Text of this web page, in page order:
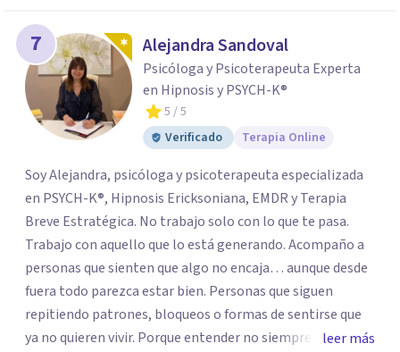
7 Alejandra Sandoval
Psicóloga y Psicoterapeuta Experta
en Hipnosis y PSYCH-K®
5 / 5
Verificado
Terapia Online
Soy Alejandra, psicóloga y psicoterapeuta especializada
en PSYCH-K®, Hipnosis Ericksoniana, EMDR y Terapia
Breve Estratégica. No trabajo solo con lo que te pasa.
Trabajo con aquello que lo está generando. Acompaño a
personas que sienten que algo no encaja… aunque desde
fuera todo parezca estar bien. Personas que siguen
repitiendo patrones, bloqueos o formas de sentirse que
ya no quieren vivir. Porque entender no siempre
leer más